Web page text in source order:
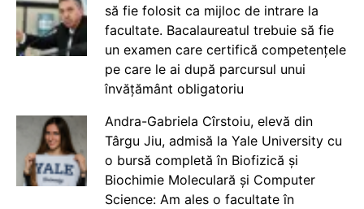
să fie folosit ca mijloc de intrare la
facultate. Bacalaureatul trebuie să fie
un examen care certifică competențele
pe care le ai după parcursul unui
învățământ obligatoriu
Andra-Gabriela Cîrstoiu, elevă din
Târgu Jiu, admisă la Yale University cu
o bursă completă în Biofizică și
Biochimie Moleculară și Computer
Science: Am ales o facultate în